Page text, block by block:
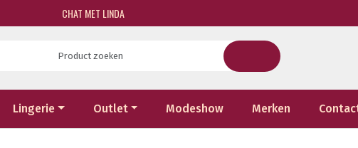
CHAT MET LINDA
Lingerie Outlet Modeshow Merken